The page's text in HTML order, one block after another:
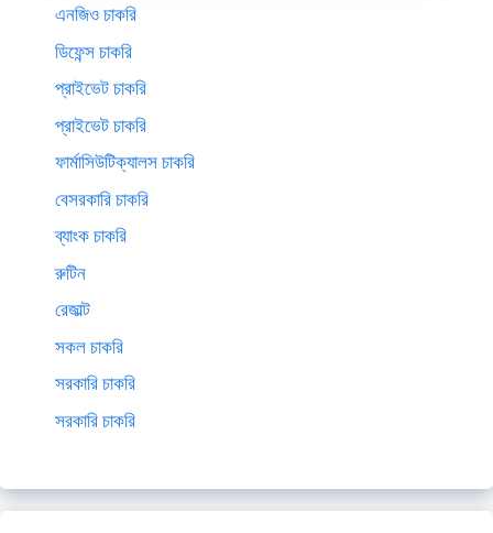
এনজিও চাকরি
ডিফেন্স চাকরি
প্রাইভেট চাকরি
প্রাইভেট চাকরি
ফার্মাসিউটিক্যালস চাকরি
বেসরকারি চাকরি
ব্যাংক চাকরি
রুটিন
রেজাল্ট
সকল চাকরি
সরকারি চাকরি
সরকারি চাকরি